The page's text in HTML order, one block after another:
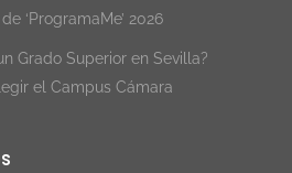
‘ProgramaMe’ 2026
Grado Superior en Sevilla?
el Campus Cámara